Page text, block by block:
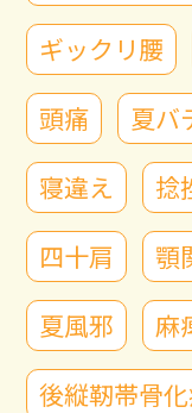
ギックリ腰
頭痛
夏バ
寝違え
捻
四十肩
顎
夏風邪
麻
後縦靭帯骨